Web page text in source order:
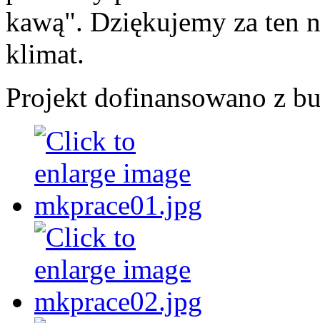
kawą". Dziękujemy za ten
klimat.
Projekt dofinansowano z